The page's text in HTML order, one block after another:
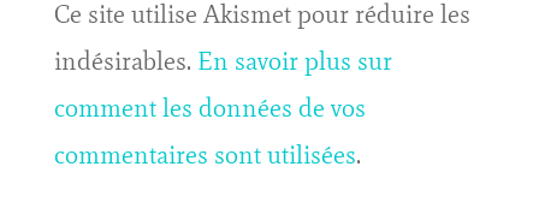
Ce site utilise Akismet pour réduire les
indésirables. En savoir plus sur
comment les données de vos
commentaires sont utilisées.